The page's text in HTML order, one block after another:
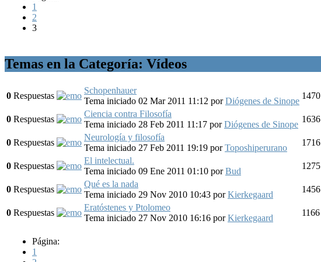
1
2
3
Temas en la Categoría: Vídeos
0 Respuestas
Schopenhauer
Tema iniciado 02 Mar 2011 11:12 porDiógenes de Sinope
1470
0 Respuestas
Ciencia contra Filosofía
Tema iniciado 28 Feb 2011 11:17 porDiógenes de Sinope
1636
0 Respuestas
Neurología y filosofía
Tema iniciado 27 Feb 2011 19:19 porToposhiperurano
1716
0 Respuestas
El intelectual.
Tema iniciado 09 Ene 2011 01:10 porBud
1275
0 Respuestas
Qué es la nada
Tema iniciado 29 Nov 2010 10:43 porKierkegaard
1456
0 Respuestas
Eratóstenes y Ptolomeo
Tema iniciado 27 Nov 2010 16:16 porKierkegaard
1166
Página:
1